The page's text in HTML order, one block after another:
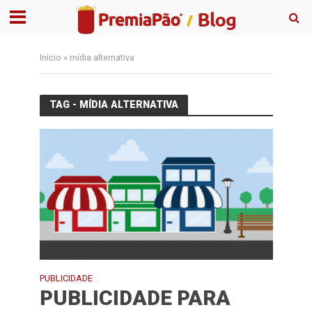
Início » mídia alternativa
TAG - MÍDIA ALTERNATIVA
PUBLICIDADE
PUBLICIDADE PARA